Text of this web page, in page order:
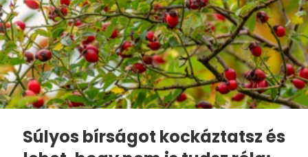
Súlyos bírságot kockáztatsz és